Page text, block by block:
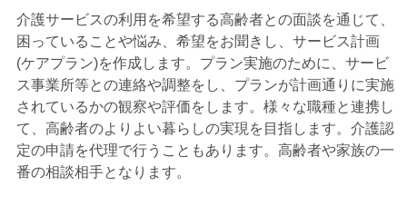
介護サービスの利用を希望する高齢者との面談を通じて、
困っていることや悩み、希望をお聞きし、サービス計画
(ケアプラン)を作成します。プラン実施のために、サービ
ス事業所等との連絡や調整をし、プランが計画通りに実施
されているかの観察や評価をします。様々な職種と連携し
て、高齢者のよりよい暮らしの実現を目指します。介護認
定の申請を代理で行うこともあります。高齢者や家族の一
番の相談相手となります。